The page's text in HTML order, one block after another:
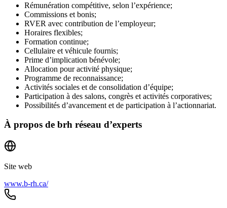
Rémunération compétitive, selon l’expérience;
Commissions et bonis;
RVER avec contribution de l’employeur;
Horaires flexibles;
Formation continue;
Cellulaire et véhicule fournis;
Prime d’implication bénévole;
Allocation pour activité physique;
Programme de reconnaissance;
Activités sociales et de consolidation d’équipe;
Participation à des salons, congrès et activités corporatives;
Possibilités d’avancement et de participation à l’actionnariat.
À propos de brh réseau d’experts
Site web
www.b-rh.ca/